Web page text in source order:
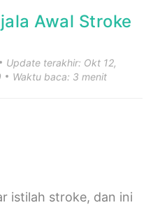
Awal Stroke
Update terakhir: Okt 12,
Waktu baca: 3 menit
istilah stroke, dan ini